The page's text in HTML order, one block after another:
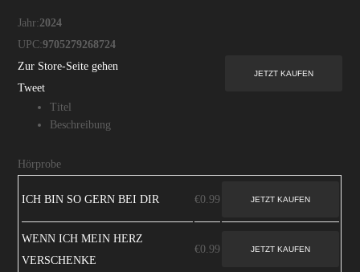
Jahr:2024
UPC:9705279268724
Zur Store-Seite gehen
Tweet
Titel
Beschreibung
Hörprobe
ICH BIN SO GERN BEI DIR €0.99
WENN ICH MEIN HERZ
VERSCHENKE
€0.99